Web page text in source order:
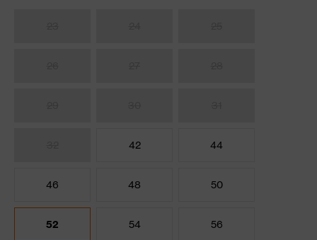
42 44
46 48 50
52 54 56